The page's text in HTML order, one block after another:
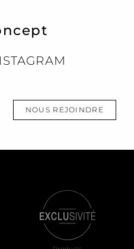
NOUS REJOINDRE